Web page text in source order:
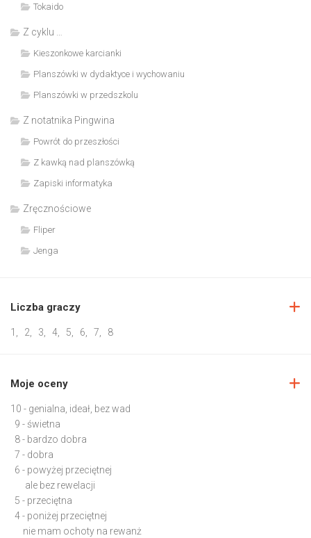
Tokaido
Z cyklu …
Kieszonkowe karcianki
Planszówki w dydaktyce i wychowaniu
Planszówki w przedszkolu
Z notatnika Pingwina
Powrót do przeszłości
Z kawką nad planszówką
Zapiski informatyka
Zręcznościowe
Fliper
Jenga
Liczba graczy
1 , 2, 3, 4, 5, 6, 7, 8
Moje oceny
10 - genialna, ideał, bez wad
9 - świetna
8 - bardzo dobra
7 - dobra
6 - powyżej przeciętnej
ale bez rewelacji
5 - przeciętna
4 - poniżej przeciętnej
nie mam ochoty na rewanż